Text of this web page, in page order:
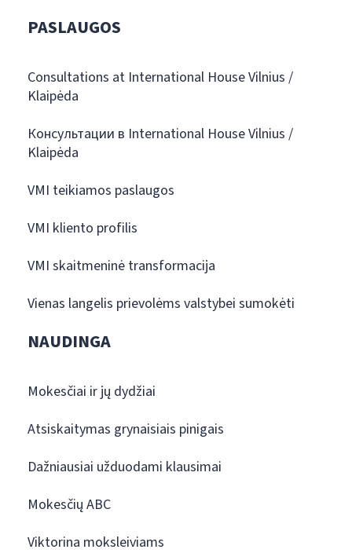
PASLAUGOS
Consultations at International House Vilnius /
Klaipėda
Консультации в International House Vilnius /
Klaipėda
VMI teikiamos paslaugos
VMI kliento profilis
VMI skaitmeninė transformacija
Vienas langelis prievolėms valstybei sumokėti
NAUDINGA
Mokesčiai ir jų dydžiai
Atsiskaitymas grynaisiais pinigais
Dažniausiai užduodami klausimai
Mokesčių ABC
Viktorina moksleiviams